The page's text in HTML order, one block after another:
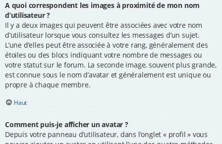
A quoi correspondent les images à proximité de mon nom
d’utilisateur ?
Il y a deux images qui peuvent être associées avec votre nom
d’utilisateur lorsque vous consultez les messages d’un sujet.
L’une d’elles peut être associée à votre rang, généralement des
étoiles ou des blocs indiquant votre nombre de messages ou
votre statut sur le forum. La seconde image, souvent plus grande,
est connue sous le nom d’avatar et généralement est unique ou
propre à chaque membre.
Haut
Comment puis-je afficher un avatar ?
Depuis votre panneau d’utilisateur, dans l’onglet « profil » vous